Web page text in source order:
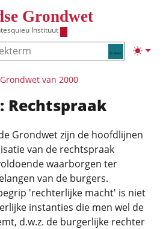
Grondwet
Instituut
Zoeken
Grondwet van 2000
Rechtspraak
Grondwet zijn de hoofdlijnen
van de rechtspraak
waarborgen ter
van de burgers.
'rechterlijke macht' is niet
instanties die men wel de
d.w.z. de burgerlijke rechter